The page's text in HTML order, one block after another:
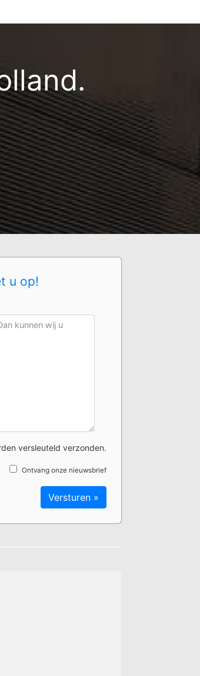
u op!
versleuteld verzonden.
Ontvang onze nieuwsbrief